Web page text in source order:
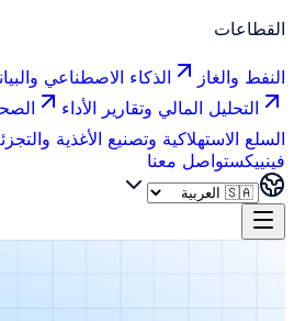
القطاعات
النفط والغاز الذكاء الاصطناعي
التحليل المالي وتقارير الأداء
السلع الاستهلاكية وتصنيع الأغذية
فينييكستواصل معنا